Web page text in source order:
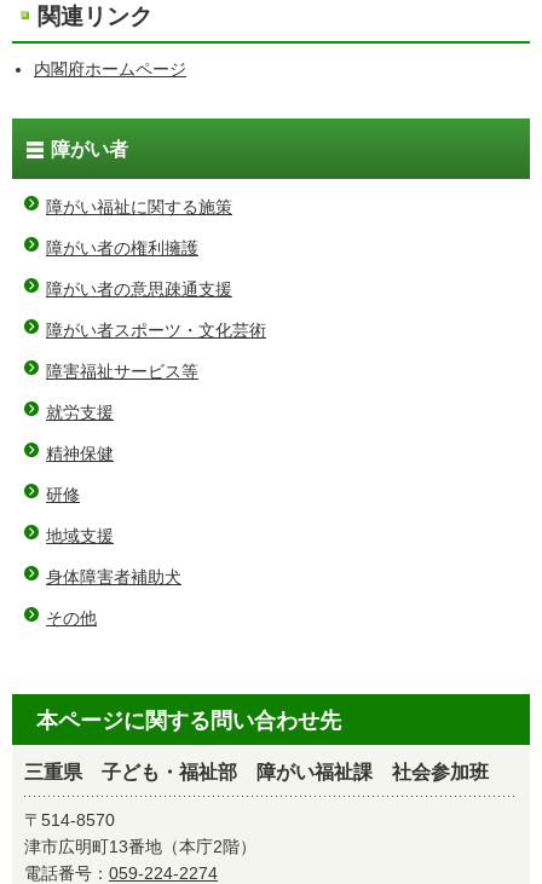
関連リンク
内閣府ホームページ
障がい者
障がい福祉に関する施策
障がい者の権利擁護
障がい者の意思疎通支援
障がい者スポーツ・文化芸術
障害福祉サービス等
就労支援
精神保健
研修
地域支援
身体障害者補助犬
その他
本ページに関する問い合わせ先
三重県 子ども・福祉部 障がい福祉課 社会参加班
〒514-8570
津市広明町13番地（本庁2階）
電話番号： 059-224-2274